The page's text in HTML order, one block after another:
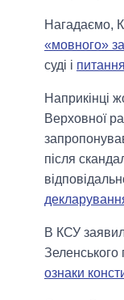
Нагадаємо,
«мовного»
суді і
Наприкінці
Верховної
після
В КСУ
Зеленського
ознаки